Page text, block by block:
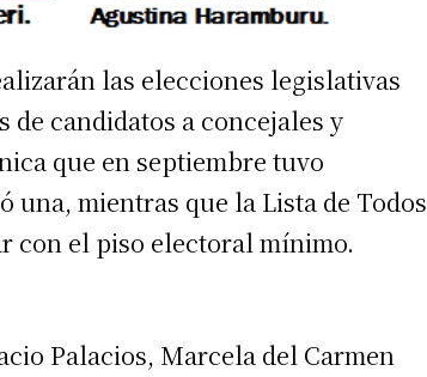
las elecciones legislativas
de candidatos a concejales y
que en septiembre tuvo
una, mientras que la Lista de Todos
con el piso electoral mínimo.
Palacios, Marcela del Carmen